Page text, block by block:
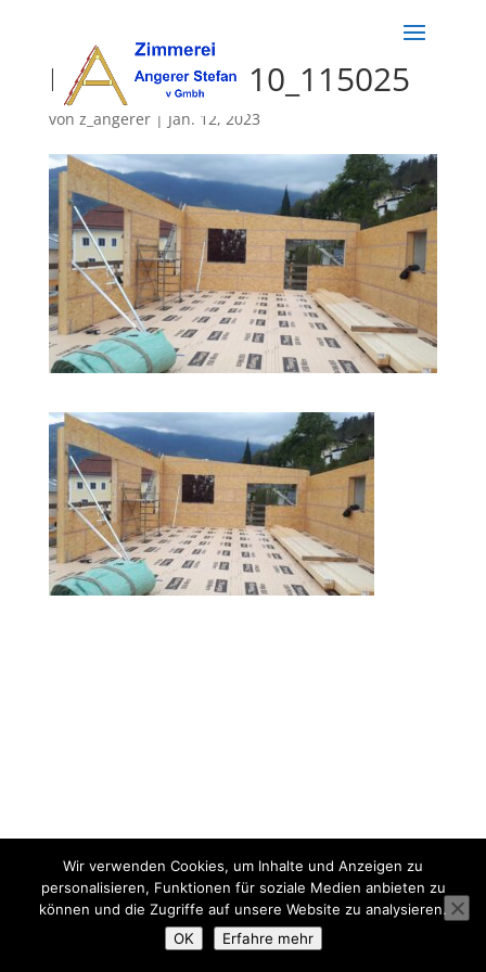
K800_20210510_115025
von z_angerer| Jan. 12, 2023
Wir verwenden Cookies, um Inhalte und Anzeigen zu
personalisieren, Funktionen für soziale Medien anbieten zu
können und die Zugriffe auf unsere Website zu analysieren.
OK
Erfahre mehr